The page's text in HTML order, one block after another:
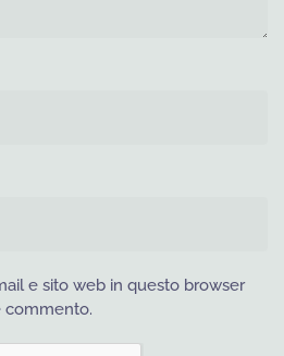
e sito web in questo browser
commento.